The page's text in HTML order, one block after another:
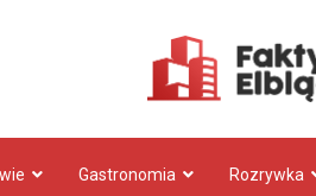
Gastronomia Rozrywka